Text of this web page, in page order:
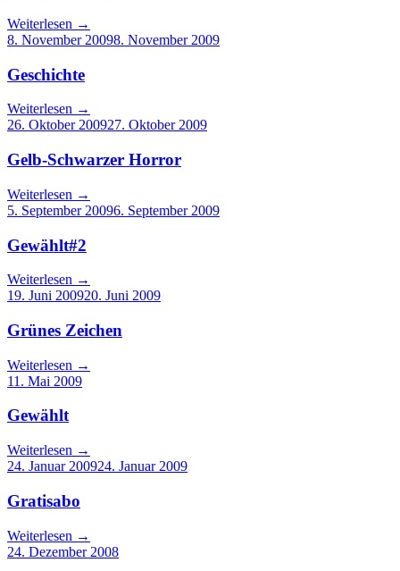
Weiterlesen →
8. November 20098. November 2009
Geschichte
Weiterlesen →
26. Oktober 200927. Oktober 2009
Gelb-Schwarzer Horror
Weiterlesen →
5. September 20096. September 2009
Gewählt#2
Weiterlesen →
19. Juni 200920. Juni 2009
Grünes Zeichen
Weiterlesen →
11. Mai 2009
Gewählt
Weiterlesen →
24. Januar 200924. Januar 2009
Gratisabo
Weiterlesen →
24. Dezember 2008